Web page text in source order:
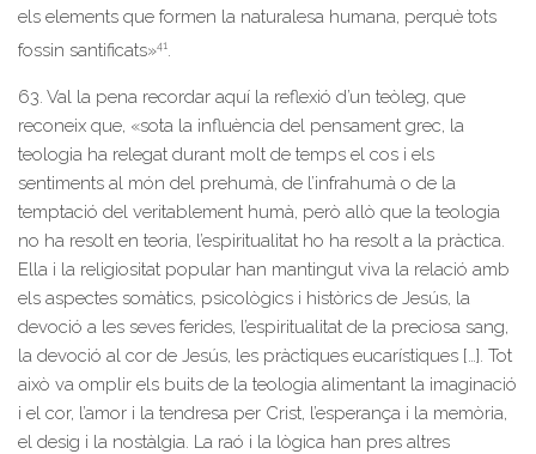
els elements que formen la naturalesa humana, perquè tots
fossin santificats»41.
63. Val la pena recordar aquí la reflexió d’un teòleg, que
reconeix que, «sota la influència del pensament grec, la
teologia ha relegat durant molt de temps el cos i els
sentiments al món del prehumà, de l’infrahumà o de la
temptació del veritablement humà, però allò que la teologia
no ha resolt en teoria, l’espiritualitat ho ha resolt a la pràctica.
Ella i la religiositat popular han mantingut viva la relació amb
els aspectes somàtics, psicològics i històrics de Jesús, la
devoció a les seves ferides, l’espiritualitat de la preciosa sang,
la devoció al cor de Jesús, les pràctiques eucarístiques […]. Tot
això va omplir els buits de la teologia alimentant la imaginació
i el cor, l’amor i la tendresa per Crist, l’esperança i la memòria,
el desig i la nostàlgia. La raó i la lògica han pres altres